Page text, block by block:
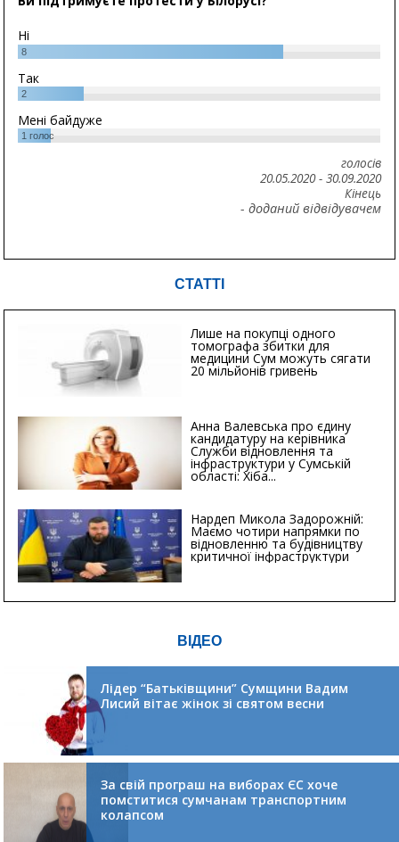
Ні
8
Так
2
Мені байдуже
1 голос
голосів
20.05.2020- 30.09.2020
Кінець
- доданий відвідувачем
СТАТТІ
Лише на покупці одного
томографа збитки для
медицини Сум можуть сягати
20 мільйонів гривень
Анна Валевська про єдину
кандидатуру на керівника
Служби відновлення та
інфраструктури у Сумській
області: Хіба...
Нардеп Микола Задорожній:
Маємо чотири напрямки по
відновленню та будівництву
критичної інфраструктури
ВІДЕО
Лідер “Батьківщини” Сумщини Вадим
Лисий вітає жінок зі святом весни
За свій програш на виборах ЄС хоче
помститися сумчанам транспортним
колапсом